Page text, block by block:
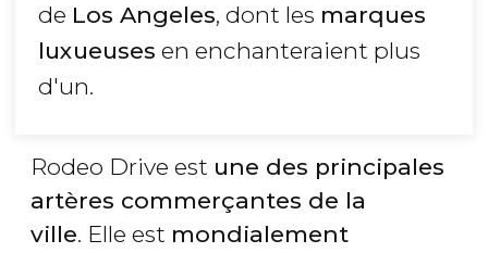
de Los Angeles, dont les marques
luxueuses en enchanteraient plus
d'un.
Rodeo Drive est une des principales
artères commerçantes de la
ville. Elle est mondialement